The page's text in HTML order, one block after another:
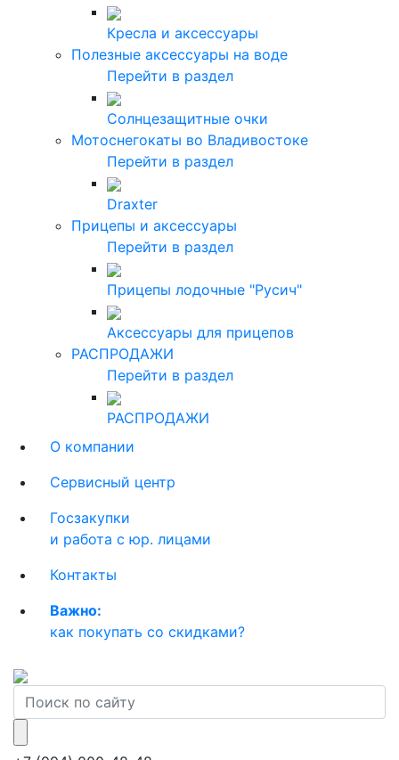
Кресла и аксессуары
Полезные аксессуары на воде
Перейти в раздел
Солнцезащитные очки
Мотоснегокаты во Владивостоке
Перейти в раздел
Draxter
Прицепы и аксессуары
Перейти в раздел
Прицепы лодочные "Русич"
Аксессуары для прицепов
РАСПРОДАЖИ
Перейти в раздел
РАСПРОДАЖИ
О компании
Сервисный центр
Госзакупки
и работа с юр. лицами
Контакты
Важно:
как покупать со скидками?